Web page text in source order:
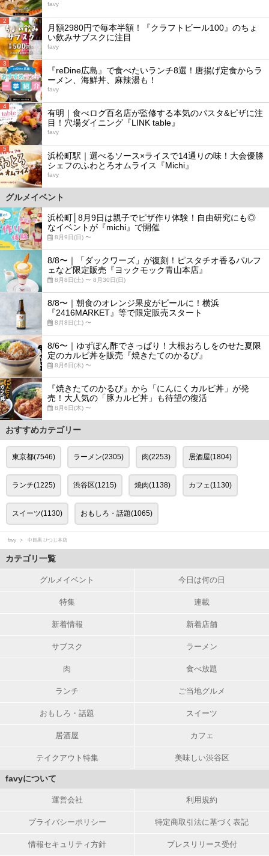
favy
2
月額2980円で毎本半額！『クラフトビール100』のちょ
い飲みサブスクに注目
favy
3
『reDine広島』で食べたいランチ8選！唐揚げ定食からラ
ーメン、海鮮丼、麻辣湯も！
favy
4
有明｜食べログ百名店が監修する本気のパスタ&ピザに注
目！穴場ダイニング『LINK table』
favy
5
浜松町駅｜選べるソース×ライスで14通りの味！大会優勝
シェフのふわとろオムライス『Michi』
favy
グルメイベント
浜松町│8月9日は親子でピザ作り体験！自由研究にも◎
なイベントが『michi』で開催
8月9日(日) 〜
8/8〜｜「ダックワーズ」が復刻！ピスタチオ香るパルフ
ェなど限定販売『ヨックモック青山本店』
8月8日(土) 〜 8月30日(日)
8/8〜｜朝食のオレンジ果皮がビールに！横浜
『2416MARKET』等で限定販売スタート
8月8日(土) 〜
8/6〜｜ゆずぽん酢でさっぱり！大根おろしをのせた夏限
定のカルビ丼を販売『焼きたてのかるび』
8月6日(木) 〜
『焼きたてのかるび』から「にんにくカルビ丼」が発
売！大人気の「豚カルビ丼」も待望の復活
8月6日(木) 〜
おすすめカテゴリー
東京都(7546) ラーメン(2305) 肉(2253) 居酒屋(1804)
ランチ(1225) 渋谷区(1215) 焼肉(1138) カフェ(1130)
スイーツ(1130) おもしろ・話題(1065)
favy 中目黒 ひつじ本店
カテゴリ一覧
グルメイベント 今日は何の日
特集 連載
新着情報 新着店舗
サブスク ラーメン
肉 食べ放題
ランチ ご当地グルメ
おもしろ・話題 スイーツ
居酒屋 カフェ
テイクアウト特集 美味しい渋谷区
favyについて
運営会社 利用規約
プライバシーポリシー 特定商取引法に基づく表記
情報セキュリティ方針 プレスリリース受付